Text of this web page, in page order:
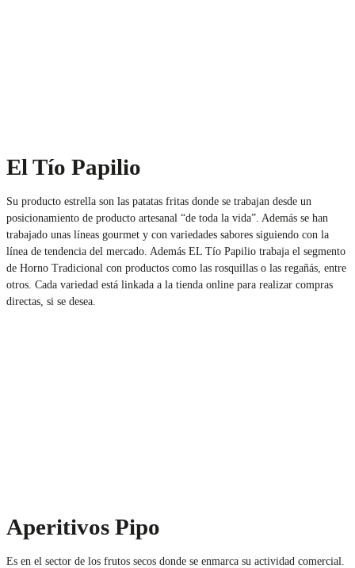
El Tío Papilio
Su producto estrella son las patatas fritas donde se trabajan desde un
posicionamiento de producto artesanal “de toda la vida”. Además se han
trabajado unas líneas gourmet y con variedades sabores siguiendo con la
línea de tendencia del mercado. Además EL Tío Papilio trabaja el segmento
de Horno Tradicional con productos como las rosquillas o las regañás, entre
otros. Cada variedad está linkada a la tienda online para realizar compras
directas, si se desea.
Aperitivos Pipo
Es en el sector de los frutos secos donde se enmarca su actividad comercial.